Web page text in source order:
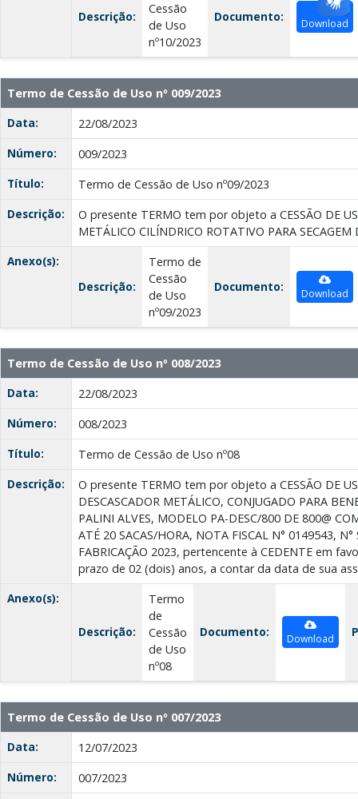
Descrição:
Cessão
de Uso
nº10/2023
Documento: Download
Termo de Cessão de Uso nº 009/2023
Data:
22/08/2023
Número:
009/2023
Título:
Termo de Cessão de Uso nº09/2023
Descrição:
O presente TERMO tem por objeto a CESSÃO DE
METÁLICO CILÍNDRICO ROTATIVO PARA SECAGEM
Anexo(s):
Descrição:
Termo de
Cessão
de Uso
nº09/2023
Documento: Download
Termo de Cessão de Uso nº 008/2023
Data:
22/08/2023
Número:
008/2023
Título:
Termo de Cessão de Uso nº08
Descrição:
O presente TERMO tem por objeto a CESSÃO DE
DESCASCADOR METÁLICO, CONJUGADO PARA
PALINI ALVES, MODELO PA-DESC/800 DE 800@
ATÉ 20 SACAS/HORA, NOTA FISCAL N° 0149543, N°
FABRICAÇÃO 2023, pertencente à CEDENTE em
prazo de 02 (dois) anos, a contar da data de sua
Anexo(s):
Descrição:
Termo
de
Cessão
de Uso
nº08
Documento: Download
Termo de Cessão de Uso nº 007/2023
Data:
12/07/2023
Número:
007/2023